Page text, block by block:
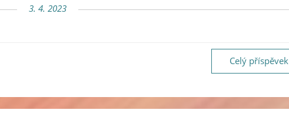
3. 4. 2023
Celý příspěvek